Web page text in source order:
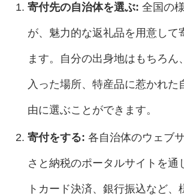
寄付先の自治体を選ぶ: 全国の
が、魅力的な返礼品を用意して
ます。自分の出身地はもちろん
入った場所、特産品に惹かれた
由に選ぶことができます。
寄付をする: 各自治体のウェブ
さと納税のポータルサイトを通
トカード決済、銀行振込など、